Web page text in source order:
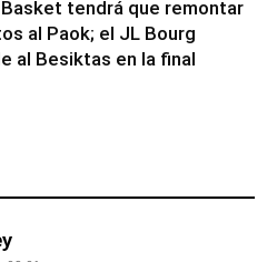
Basket tendrá que remontar
al Paok; el JL Bourg
al Besiktas en la final